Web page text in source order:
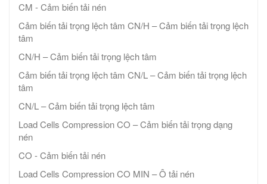
CM - Cảm biến tải nén
Cảm biến tải trọng lệch tâm CN/H – Cảm biến tải trọng lệch
tâm
CN/H – Cảm biến tải trọng lệch tâm
Cảm biến tải trọng lệch tâm CN/L – Cảm biến tải trọng lệch
tâm
CN/L – Cảm biến tải trọng lệch tâm
Load Cells Compression CO – Cảm biến tải trọng dạng
nén
CO - Cảm biến tải nén
Load Cells Compression CO MIN – Ô tải nén